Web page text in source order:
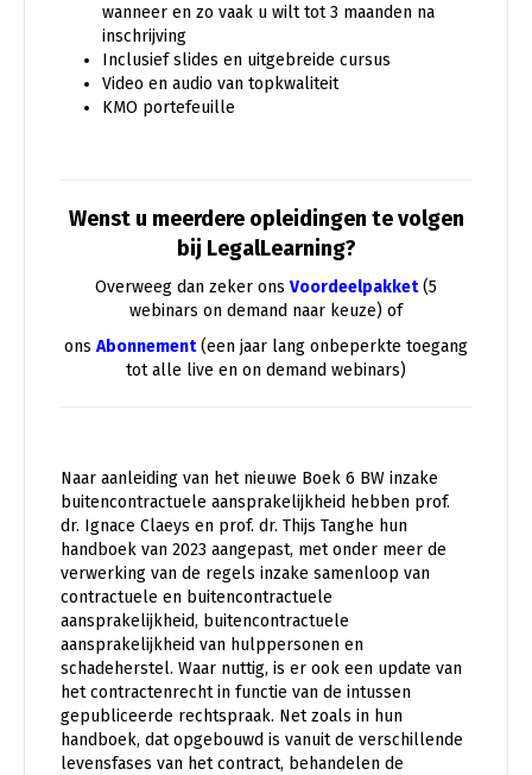
wanneer en zo vaak u wilt tot 3 maanden na
inschrijving
Inclusief slides en uitgebreide cursus
Video en audio van topkwaliteit
KMO portefeuille
Wenst u meerdere opleidingen te volgen
bij LegalLearning?
Overweeg dan zeker ons Voordeelpakket(5
webinars on demand naar keuze) of
ons Abonnement(een jaar lang onbeperkte toegang
tot alle live en on demand webinars)
Naar aanleiding van het nieuwe Boek 6 BW inzake
buitencontractuele aansprakelijkheid hebben prof.
dr. Ignace Claeys en prof. dr. Thijs Tanghe hun
handboek van 2023 aangepast, met onder meer de
verwerking van de regels inzake samenloop van
contractuele en buitencontractuele
aansprakelijkheid, buitencontractuele
aansprakelijkheid van hulppersonen en
schadeherstel. Waar nuttig, is er ook een update van
het contractenrecht in functie van de intussen
gepubliceerde rechtspraak. Net zoals in hun
handboek, dat opgebouwd is vanuit de verschillende
levensfases van het contract, behandelen de